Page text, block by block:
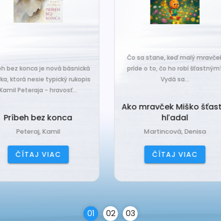
o to, čo ho robí šťastným?
Vydá sa...
hľadal
Martincová, Denisa
ČÍTAJ VIAC
Čo sa stane, keď sa do
zákutiny škriatkov prisťahuje
Babka Tvorilka
Jančová, Katarína
ČÍTAJ VIAC
01 02 03